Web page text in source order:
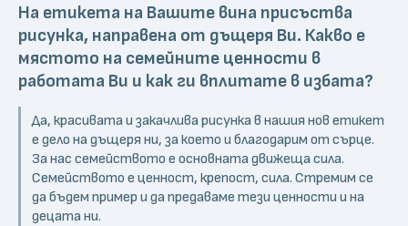
На етикета на Вашите вина присъства
рисунка, направена от дъщеря Ви. Какво е
мястото на семейните ценности в
работата Ви и как ги вплитате в избата?
Да, красивата и закачлива рисунка в нашия нов етикет
е дело на дъщеря ни, за което и благодарим от сърце.
За нас семейството е основната движеща сила.
Семейството е ценност, крепост, сила. Стремим се
да бъдем пример и да предаваме тези ценности и на
децата ни.